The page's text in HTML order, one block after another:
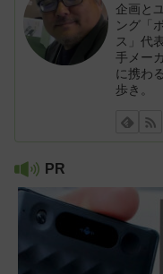
企画と
ング「
ス」代
手メー
に携わ
歩き。
PR